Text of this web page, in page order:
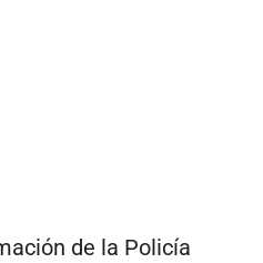
de la Policía